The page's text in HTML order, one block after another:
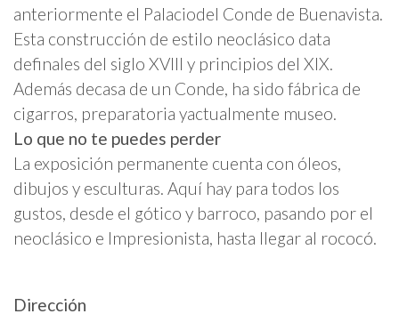
anteriormente el Palaciodel Conde de Buenavista.
Esta construcción de estilo neoclásico data
definales del siglo XVIII y principios del XIX.
Además decasa de un Conde, ha sido fábrica de
cigarros, preparatoria yactualmente museo.
Lo que no te puedes perder
La exposición permanente cuenta con óleos,
dibujos y esculturas. Aquí hay para todos los
gustos, desde el gótico y barroco, pasando por el
neoclásico e Impresionista, hasta llegar al rococó.
Dirección